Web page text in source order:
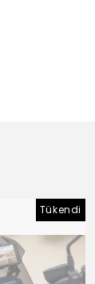
Tükendi